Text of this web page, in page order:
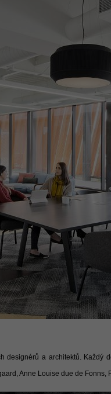
designérů a architektů.
Anne Louise due de